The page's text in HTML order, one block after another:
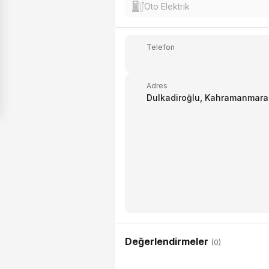
Oto Elektrik
Telefon
Adres
Dulkadiroğlu,
Değerlendirmeler (0)